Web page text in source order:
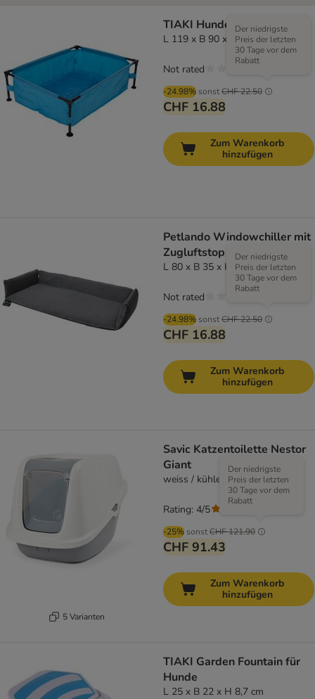
TIAKI Hundepool Square
L 119 x B 90 x H 33 cm
-24.98% sonstCHF 22.50
Der niedrigste
Preis der letzten
30 Tage vor dem
Rabatt
CHF 16.88
Not rated
Zum Warenkorb
hinzufügen
Petlando Windowchiller mit
Zugluftstop
L 80 x B 35 x H 4 cm
-24.98% sonstCHF 22.50
Der niedrigste
Preis der letzten
30 Tage vor dem
Rabatt
CHF 16.88
Not rated
Zum Warenkorb
hinzufügen
5 Varianten
Savic Katzentoilette Nestor
Giant
weiss / kühles Grau
-25% sonstCHF 121.90
Der niedrigste
Preis der letzten
30 Tage vor dem
Rabatt
CHF 91.43
Rating: 4/5
Zum Warenkorb
hinzufügen
TIAKI Garden Fountain für
Hunde
L 25 x B 22 x H 8,7 cm